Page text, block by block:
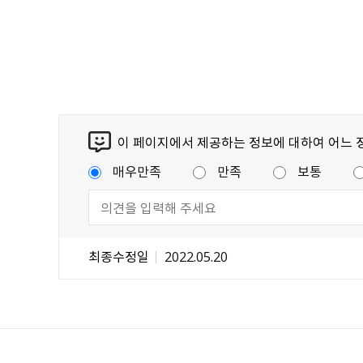
이 페이지에서 제공하는 정보에 대하여 어느
매우만족
만족 보통
최종수정일 2022.05.20